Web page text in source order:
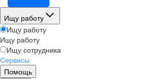
Ищу работу
Ищу работу
Ищу работу
Ищу сотрудника
Сервисы
Помощь